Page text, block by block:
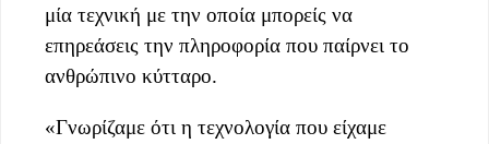
μία τεχνική με την οποία μπορείς να
επηρεάσεις την πληροφορία που παίρνει το
ανθρώπινο κύτταρο.
«Γνωρίζαμε ότι η τεχνολογία που είχαμε